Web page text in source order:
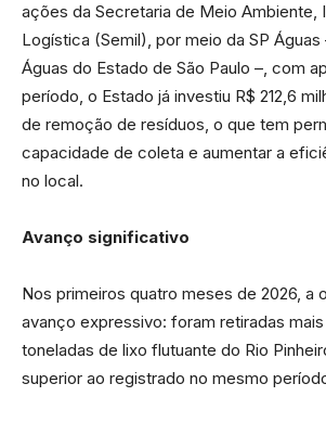
ações da Secretaria de Meio Ambiente,
Logística (Semil), por meio da SP Águas
Águas do Estado de São Paulo –, com
período, o Estado já investiu R$ 212,6
de remoção de resíduos, o que tem
capacidade de coleta e aumentar a
no local.
Avanço significativo
Nos primeiros quatro meses de 2026, a
avanço expressivo: foram retiradas mais
toneladas de lixo flutuante do Rio
superior ao registrado no mesmo